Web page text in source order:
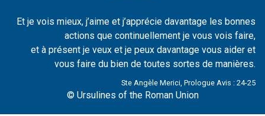
Et je vois mieux, j’aime et j’apprécie davantage les bonnes
actions que continuellement je vous vois faire,
et à présent je veux et je peux davantage vous aider et
vous faire du bien de toutes sortes de manières.
Ste Angèle Merici, Prologue Avis : 24-25
© Ursulines of the Roman Union